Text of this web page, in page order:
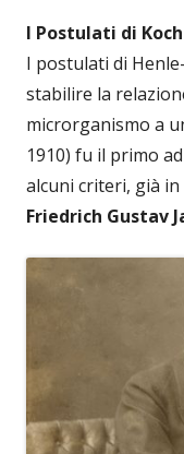
I Postulati di Koch
I postulati di
stabilire la
microrganismo a
1910) fu il primo
alcuni criteri, già
Friedrich Gustav